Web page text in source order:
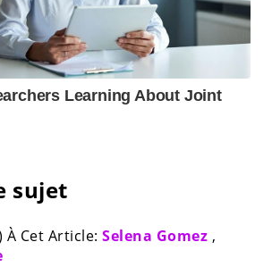
sujet
À Cet Article: Selena Gomez ,